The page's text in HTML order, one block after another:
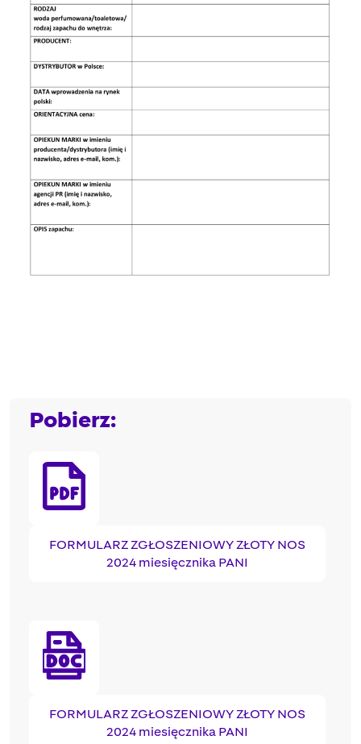
Pobierz:
FORMULARZ ZGŁOSZENIOWY ZŁOTY NOS
2024 miesięcznika PANI
FORMULARZ ZGŁOSZENIOWY ZŁOTY NOS
2024 miesięcznika PANI